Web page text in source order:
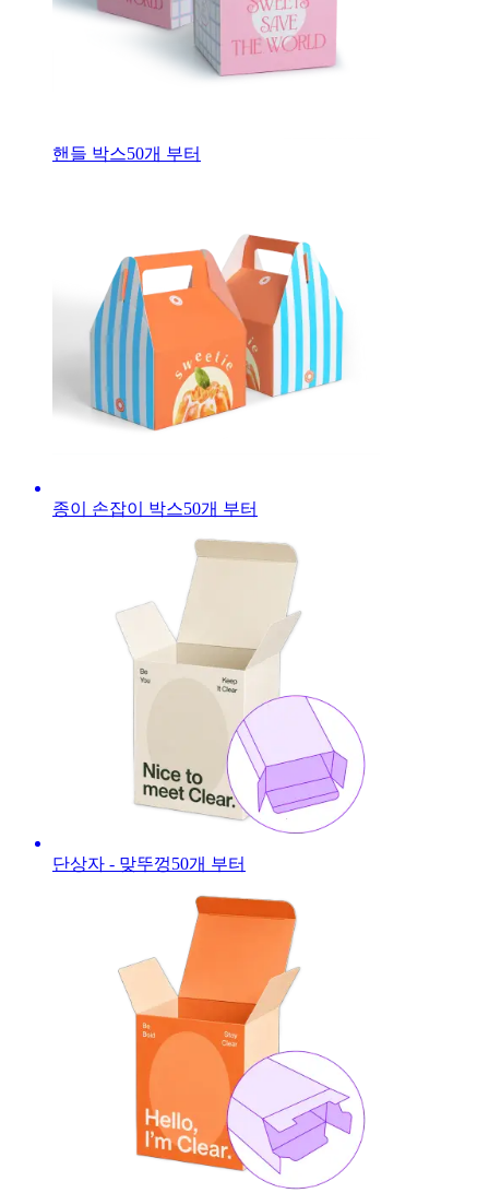
핸들 박스50개 부터
종이 손잡이 박스50개 부터
단상자 - 맞뚜껑50개 부터